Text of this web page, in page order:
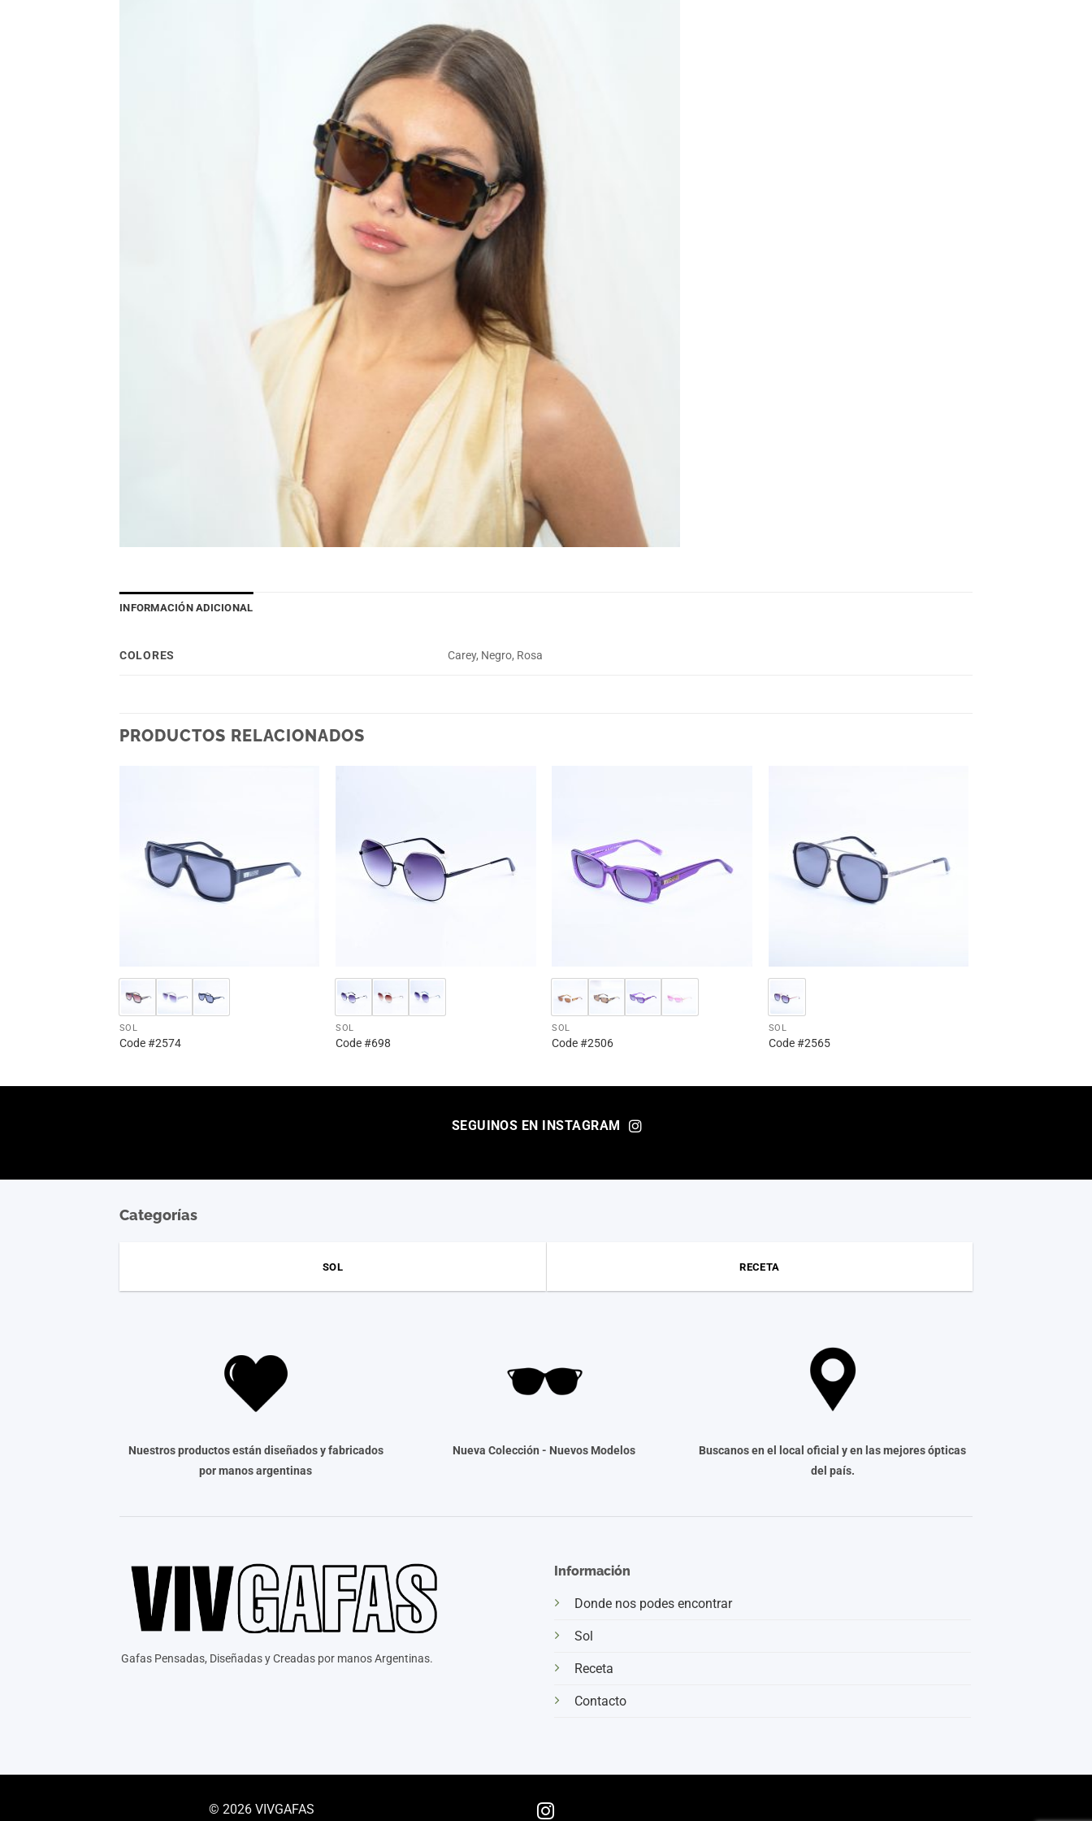
INFORMACIÓN ADICIONAL
COLORES Carey, Negro, Rosa
PRODUCTOS RELACIONADOS
SOL
Code #2574
SOL
Code #698
SOL
Code #2506
SOL
Code #2565
SEGUINOS EN INSTAGRAM
Categorías
SOL RECETA
Nuestros productos están diseñados y fabricados
por manos argentinas
Nueva Colección - Nuevos Modelos
Buscanos en el local oficial y en las mejores ópticas
del país.
Gafas Pensadas, Diseñadas y Creadas por manos Argentinas.
Información
Donde nos podes encontrar
Sol
Receta
Contacto
© 2026 VIVGAFAS